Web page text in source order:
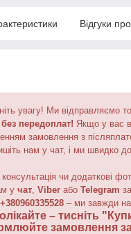
Відгуки
увагу! Ми відправляємо
передоплат! Якщо у вас
замовлення з
нам у чат, і ми швидко
чи додаткові
у чат Viber або Telegram
+380960335528– ми завжди на
– тисніть "
замовлення за